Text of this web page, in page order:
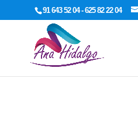
google-site-verification:
91 643 52 04 - 625 82 22 04